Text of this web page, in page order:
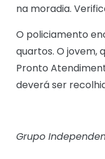
na moradia.
O policiamento
quartos. O jovem,
Pronto
deverá ser
Grupo